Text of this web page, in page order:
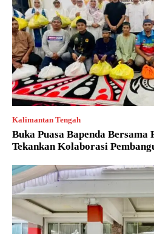
Kalimantan Tengah
Buka Puasa Bapenda
Tekankan Kolaborasi